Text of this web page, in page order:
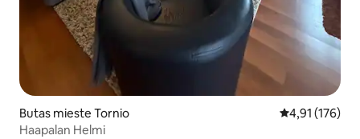
Butas mieste Tornio Vidutinis
4,91 (176)
Haapalan Helmi